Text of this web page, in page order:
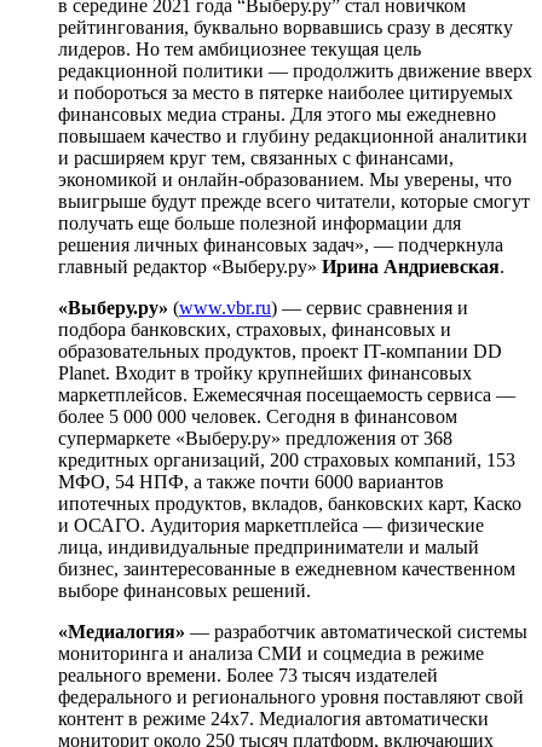
в середине 2021 года “Выберу.ру” стал новичком
рейтингования, буквально ворвавшись сразу в десятку
лидеров. Но тем амбициознее текущая цель
редакционной политики — продолжить движение вверх
и побороться за место в пятерке наиболее цитируемых
финансовых медиа страны. Для этого мы ежедневно
повышаем качество и глубину редакционной аналитики
и расширяем круг тем, связанных с финансами,
экономикой и онлайн-образованием. Мы уверены, что
выигрыше будут прежде всего читатели, которые смогут
получать еще больше полезной информации для
решения личных финансовых задач», — подчеркнула
главный редактор «Выберу.ру» Ирина Андриевская.
«Выберу.ру» (www.vbr.ru) — сервис сравнения и
подбора банковских, страховых, финансовых и
образовательных продуктов, проект IT-компании DD
Planet. Входит в тройку крупнейших финансовых
маркетплейсов. Ежемесячная посещаемость сервиса —
более 5 000 000 человек. Сегодня в финансовом
супермаркете «Выберу.ру» предложения от 368
кредитных организаций, 200 страховых компаний, 153
МФО, 54 НПФ, а также почти 6000 вариантов
ипотечных продуктов, вкладов, банковских карт, Каско
и ОСАГО. Аудитория маркетплейса — физические
лица, индивидуальные предприниматели и малый
бизнес, заинтересованные в ежедневном качественном
выборе финансовых решений.
«Медиалогия» — разработчик автоматической системы
мониторинга и анализа СМИ и соцмедиа в режиме
реального времени. Более 73 тысяч издателей
федерального и регионального уровня поставляют свой
контент в режиме 24х7. Медиалогия автоматически
мониторит около 250 тысяч платформ, включающих